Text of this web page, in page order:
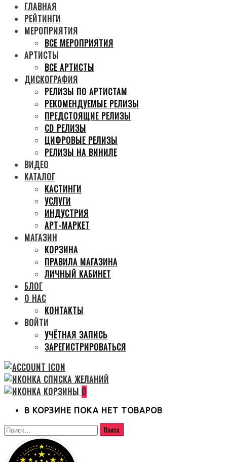
ГЛАВНАЯ
РЕЙТИНГИ
МЕРОПРИЯТИЯ
ВСЕ МЕРОПРИЯТИЯ
АРТИСТЫ
ВСЕ АРТИСТЫ
ДИСКОГРАФИЯ
РЕЛИЗЫ ПО АРТИСТАМ
РЕКОМЕНДУЕМЫЕ РЕЛИЗЫ
ПРЕДСТОЯЩИЕ РЕЛИЗЫ
CD РЕЛИЗЫ
ЦИФРОВЫЕ РЕЛИЗЫ
РЕЛИЗЫ НА ВИНИЛЕ
ВИДЕО
КАТАЛОГ
КАСТИНГИ
УСЛУГИ
ИНДУСТРИЯ
АРТ-МАРКЕТ
МАГАЗИН
КОРЗИНА
ПРАВИЛА МАГАЗИНА
ЛИЧНЫЙ КАБИНЕТ
БЛОГ
О НАС
КОНТАКТЫ
ВОЙТИ
УЧЁТНАЯ ЗАПИСЬ
ЗАРЕГИСТРИРОВАТЬСЯ
0
В КОРЗИНЕ ПОКА НЕТ ТОВАРОВ